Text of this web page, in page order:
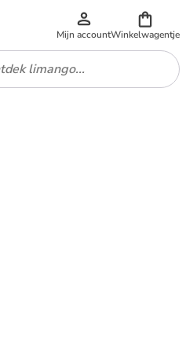
Mijn accountWinkelwagentje